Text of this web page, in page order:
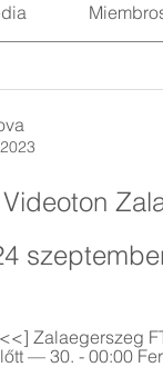
Zalaegerszeg
— 30. - 00:00